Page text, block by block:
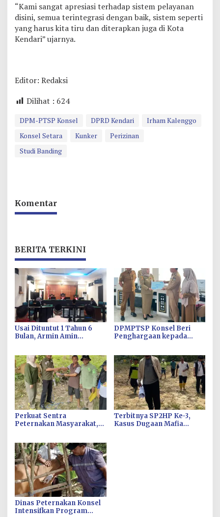
“Kami sangat apresiasi terhadap sistem pelayanan
disini, semua terintegrasi dengan baik, sistem seperti
yang harus kita tiru dan diterapkan juga di Kota
Kendari” ujarnya.
Editor: Redaksi
Dilihat : 624
DPM-PTSP Konsel DPRD Kendari
Irham Kalenggo
Konsel Setara
Kunker
Perizinan
Studi Banding
Komentar
BERITA TERKINI
Usai Dituntut 1 Tahun 6
Bulan, Armin Amin
DPMPTSP Konsel Beri
Penghargaan kepada
Terbaik
Perkuat Sentra
Peternakan Masyarakat,
Puao
Terbitnya SP2HP Ke-3,
Kasus Dugaan Mafia
Dinas Peternakan Konsel
Intensifkan Program